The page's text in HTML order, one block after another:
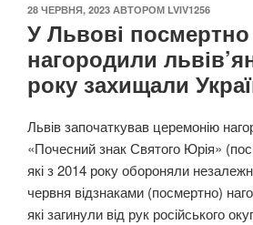
ОПУБЛІКОВАНО
28 ЧЕРВНЯ, 2023 АВТОРОМ LVIV1256
У Львові посмертно
нагородили
року захищали
Львів започаткував церемонію
«Почесний знак Святого Юрія»
які з 2014 року обороняли
червня відзнаками (посмертно)
які загинули від рук російського